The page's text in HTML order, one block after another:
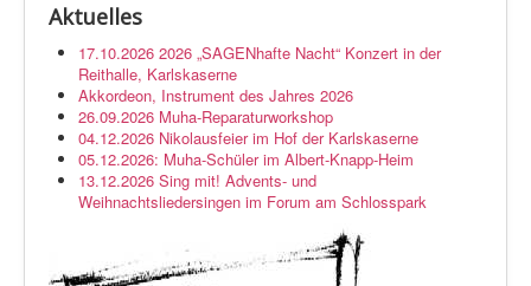
Veranstaltungen
Orchester
Musikwerkstatt
Über uns
Kontakt
Login
Aktuelles
17.10.2026 2026 „SAGENhafte Nacht“ Konzert in der
Reithalle, Karlskaserne
Akkordeon, Instrument des Jahres 2026
26.09.2026 Muha-Reparaturworkshop
04.12.2026 Nikolausfeier im Hof der Karlskaserne
05.12.2026: Muha-Schüler im Albert-Knapp-Heim
13.12.2026 Sing mit! Advents- und
Weihnachtsliedersingen im Forum am Schlosspark